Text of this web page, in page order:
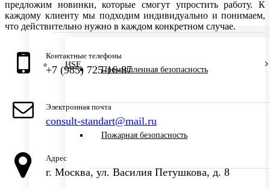
HSE
Промышленная безопасность
Пожарная безопасность
предложим новинки, которые смогут упростить работу. К
каждому клиенту мы подходим индивидуально и понимаем,
что действительно нужно в каждом конкретном случае.
Контактные телефоны
+7 (985) 725-16-87
Электронная почта
consult-standart@mail.ru
Адрес
г. Москва, ул. Василия Петушкова, д. 8